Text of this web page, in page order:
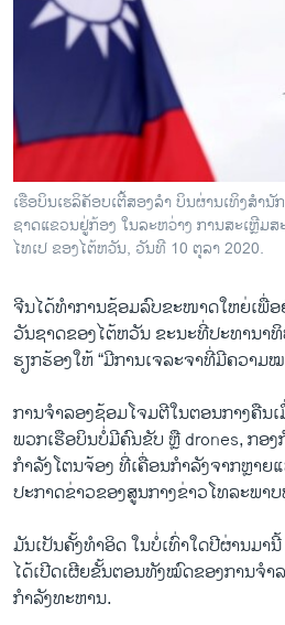
ຊີວິດຊາວລາວ
ຊຸມຊົນຊາວລາວ
ວິທະຍາສາດ-ເທັກໂນໂລຈີ
ທຸລະກິດ
ພາສາອັງກິດ
ວີດີໂອ
ສຽງ
ລາຍການກະຈາຍສຽງ
ລາຍງານ
ຕິດຕາມພວກເຮົາ ທີ່
ພາສາຕ່າງໆ
ເຮືອບິນເຮລິຄັອບເຕີ້ສອງລຳ ບິນຜ່ານເທິງສຳ
ຊາດແຂວນຢູ່ກ້ອງ ໃນລະຫວ່າງ ການສະເຫຼີມ
ໄທເປ ຂອງໄຕ້ຫວັນ, ວັນທີ 10 ຕຸລາ 2020.
ຈີນໄດ້ທຳການຊ້ອມລົບຂະໜາດໃຫຍ່ເພື່ອ
ວັນຊາດຂອງໄຕ້ຫວັນ ຂະນະທີ່ປະທານາ
ຮຽກຮ້ອງໃຫ້ “ມີການເຈລະຈາທີ່ມີຄວາມ
ການຈຳລອງຊ້ອມໂຈມຕີໃນຕອນກາງຄືນ
ພວກເຮືອບິນບໍ່ມີຄົນຂັບ ຫຼື drones, ກອ
ກຳລັງໂຕນຈ້ອງ ທີ່ເຄື່ອນກຳລັງຈາກຫຼາຍ
ປະກາດຂ່າວຂອງສູນກາງຂ່າວໂທລະພາ
ມັນເປັນຄັ້ງທຳອິດ ໃນບໍ່ເທົ່າໃດປີຜ່ານມ
ໄດ້ເປີດເຜີຍຂັ້ນຕອນທັງໝົດຂອງການຈຳ
ກຳລັງທະຫານ.